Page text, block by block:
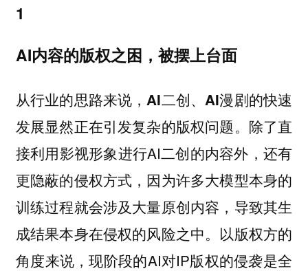
1
AI内容的版权之困，被摆上台面
从行业的思路来说，AI二创、AI漫剧的快速
发展显然正在引发复杂的版权问题。 除了直
接利用影视形象进行AI二创的内容外，还有
更隐蔽的侵权方式，因为许多大模型本身的
训练过程就会涉及大量原创内容，导致其生
成结果本身在侵权的风险之中。以版权方的
角度来说，现阶段的AI对IP版权的侵袭是全